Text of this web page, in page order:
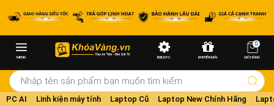
MENU BUILD PC KHUYẾN MÃI
0
GIỎ HÀNG
PC AI Linh kiện máy tính Laptop Cũ Laptop New Chính Hãng